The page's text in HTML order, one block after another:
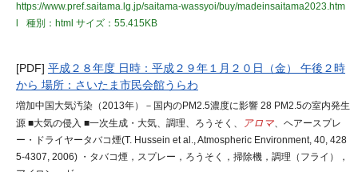
https://www.pref.saitama.lg.jp/saitama-wassyoi/buy/madeinsaitama2023.htm
種別：html サイズ：55.415KB
[PDF] 平成２８年度 日時：平成２９年１月２０日（金） 午後２時
から 場所：さいたま市民会館うらわ
増加中国大気汚染（2013年）－国内のPM2.5濃度に影響 28 PM2.5の室内発生
源 ■大気の侵入 ■一次生成・大気、調理、ろうそく、
アロマ、ヘアースプレ
ー・ドライヤータバコ煙(T. Hussein et al., Atmospheric Environment, 40, 428
5-4307, 2006) ・タバコ煙，スプレー，ろうそく，掃除機，調理（フライ），